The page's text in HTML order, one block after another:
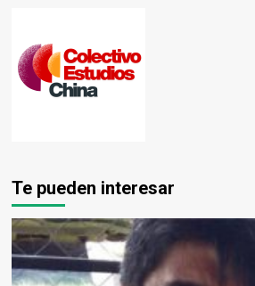
Te pueden interesar